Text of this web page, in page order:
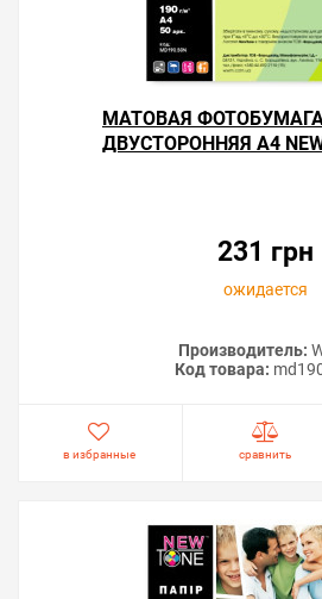
МАТОВАЯ
ДВУСТОРОННЯЯ А4
231 грн
ожидается
Производитель:
Код товара:
в избранные сравнить